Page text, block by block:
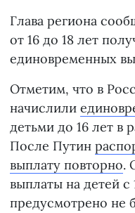
Глава региона
от 16 до 18 лет
единовременных
Отметим, что в
начислили
детьми до 16 лет в
После Путин
выплату повторно.
выплаты на детей с
предусмотрено не